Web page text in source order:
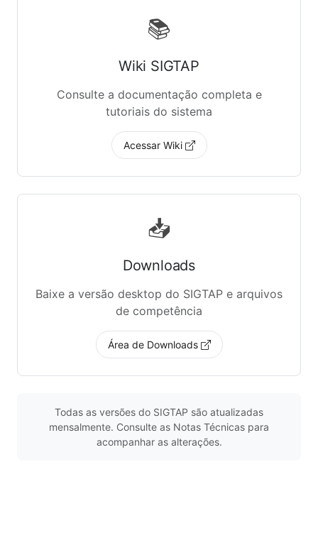
📚
Wiki SIGTAP
Consulte a documentação completa e
tutoriais do sistema
Acessar Wiki
📥
Downloads
Baixe a versão desktop do SIGTAP e arquivos
de competência
Área de Downloads
Todas as versões do SIGTAP são atualizadas
mensalmente. Consulte as Notas Técnicas para
acompanhar as alterações.